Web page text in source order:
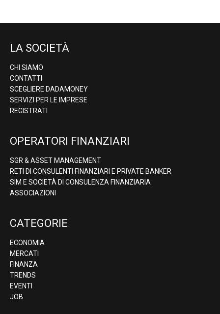
LA SOCIETÀ
CHI SIAMO
CONTATTI
SCEGLIERE DADAMONEY
SERVIZI PER LE IMPRESE
REGISTRATI
OPERATORI FINANZIARI
SGR & ASSET MANAGEMENT
RETI DI CONSULENTI FINANZIARI E PRIVATE BANKER
SIM E SOCIETÀ DI CONSULENZA FINANZIARIA
ASSOCIAZIONI
CATEGORIE
ECONOMIA
MERCATI
FINANZA
TRENDS
EVENTI
JOB